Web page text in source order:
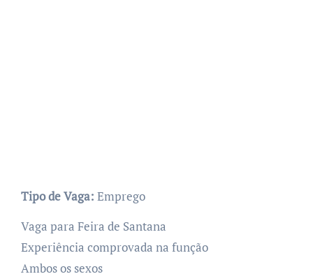
Tipo de Vaga: Emprego
Vaga para Feira de Santana
Experiência comprovada na função
Ambos os sexos